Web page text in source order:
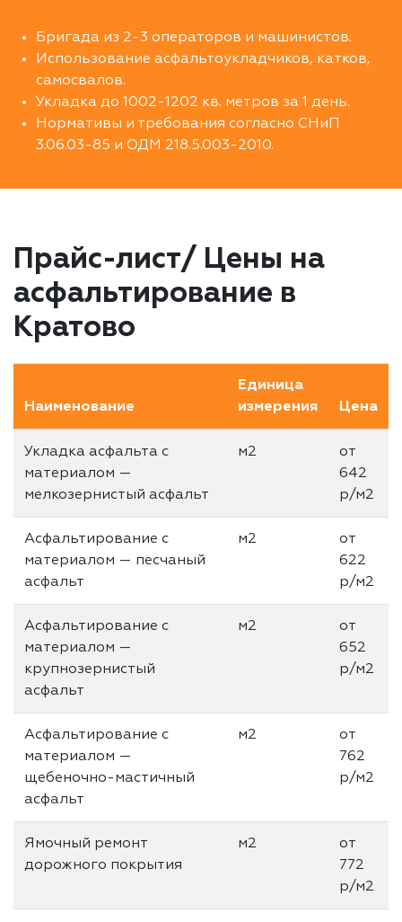
Бригада из 2-3 операторов и машинистов.
Использование асфальтоукладчиков, катков,
самосвалов.
Укладка до 1002-1202 кв. метров за 1 день.
Нормативы и требования согласно СНиП
3.06.03-85 и ОДМ 218.5.003-2010.
Прайс-лист/ Цены на
асфальтирование в
Кратово
Наименование
Единица
измерения
Цена
Укладка асфальта с
материалом —
мелкозернистый асфальт
м2
от
642
р/м2
Асфальтирование с
материалом — песчаный
асфальт
м2
от
622
р/м2
Асфальтирование с
материалом —
крупнозернистый
асфальт
м2
от
652
р/м2
Асфальтирование с
материалом —
щебеночно-мастичный
асфальт
м2
от
762
р/м2
Ямочный ремонт
дорожного покрытия
м2
от
772
р/м2